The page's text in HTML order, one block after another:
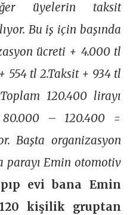
üyelerin taksit
Bu iş için başında
ücreti + 4.000 tl
554 tl 2.Taksit + 934 tl
120.400 lirayı
– 120.400 =
Başta organizasyon
parayı Emin otomotiv
evi bana Emin
kişilik gruptan